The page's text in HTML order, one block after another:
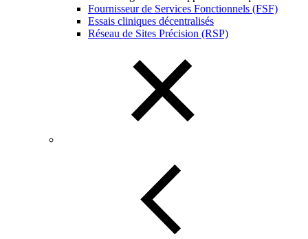
Fournisseur de Services Fonctionnels (FSF)
Essais cliniques décentralisés
Réseau de Sites Précision (RSP)